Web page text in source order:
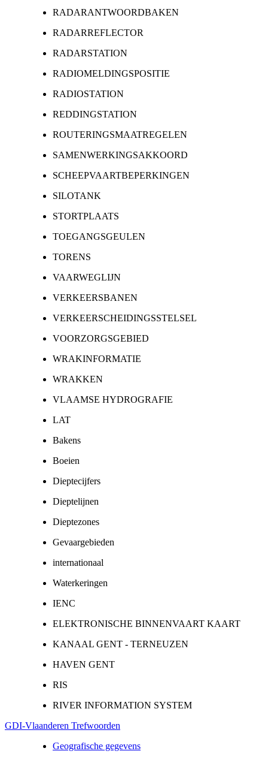
RADARANTWOORDBAKEN
RADARREFLECTOR
RADARSTATION
RADIOMELDINGSPOSITIE
RADIOSTATION
REDDINGSTATION
ROUTERINGSMAATREGELEN
SAMENWERKINGSAKKOORD
SCHEEPVAARTBEPERKINGEN
SILOTANK
STORTPLAATS
TOEGANGSGEULEN
TORENS
VAARWEGLIJN
VERKEERSBANEN
VERKEERSCHEIDINGSSTELSEL
VOORZORGSGEBIED
WRAKINFORMATIE
WRAKKEN
VLAAMSE HYDROGRAFIE
LAT
Bakens
Boeien
Dieptecijfers
Dieptelijnen
Dieptezones
Gevaargebieden
internationaal
Waterkeringen
IENC
ELEKTRONISCHE BINNENVAART KAART
KANAAL GENT - TERNEUZEN
HAVEN GENT
RIS
RIVER INFORMATION SYSTEM
GDI-Vlaanderen Trefwoorden
Geografische gegevens